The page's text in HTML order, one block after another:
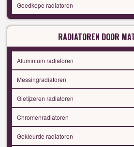
Goedkope radiatoren
RADIATOREN DOOR
Aluminium radiatoren
Messingradiatoren
Gietijzeren radiatoren
Chromenradiatoren
Gekleurde radiatoren